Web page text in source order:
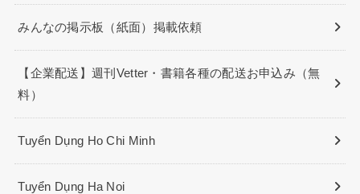
みんなの掲示板（紙面）掲載依頼
【企業配送】週刊Vetter・書籍各種の配送お申込み（無
料）
Tuyển Dụng Ho Chi Minh
Tuyển Dụng Ha Noi